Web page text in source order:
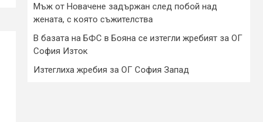
Мъж от Новачене задържан след побой над
жената, с която съжителства
В базата на БФС в Бояна се изтегли жребият за ОГ
София Изток
Изтеглиха жребия за ОГ София Запад